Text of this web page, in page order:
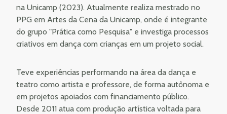
na Unicamp (2023). Atualmente realiza mestrado no
PPG em Artes da Cena da Unicamp, onde é integrante
do grupo "Prática como Pesquisa" e investiga processos
criativos em dança com crianças em um projeto social.
Teve experiências performando na área da dança e
teatro como artista e professore, de forma autônoma e
em projetos apoiados com financiamento público.
Desde 2011 atua com produção artística voltada para